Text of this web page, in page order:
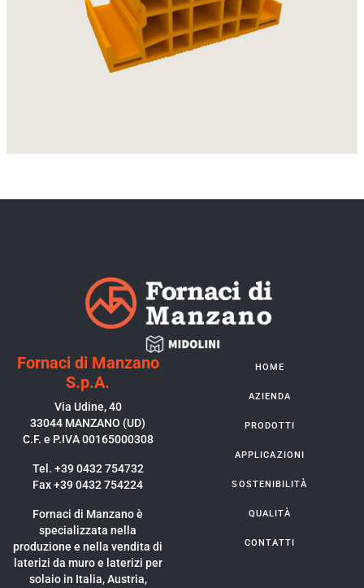
Fornaci di Manzano
S.p.A.
Via Udine, 40
33044 MANZANO (UD)
C.F. e P.IVA 00165000308
Tel. +39 0432 754732
Fax +39 0432 754224
Fornaci di Manzano è
specializzata nella
produzione e nella vendita di
laterizi da muro e laterizi per
solaio in Italia, Austria,
HOME
AZIENDA
PRODOTTI
APPLICAZIONI
SOSTENIBILITÀ
QUALITÀ
CONTATTI